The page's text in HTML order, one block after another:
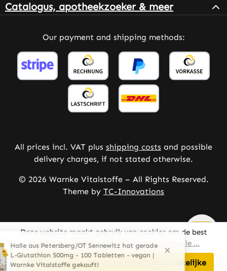
Catalogus, apotheekzoeker & meer
Our payment and shipping methods:
All prices incl. VAT plus shipping costs and possible
delivery charges, if not stated otherwise.
© 2026 Warnke Vitalstoffe – All Rights Reserved.
Theme by TC-Innovations
Deze website maakt gebruik van cookies om de best
mogelijke ervaring te biedenMeer informatie ...
Alleen technisch noodzakelijke
Configureren